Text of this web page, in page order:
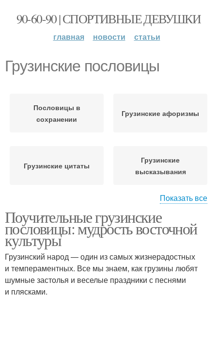
90-60-90 | СПОРТИВНЫЕ ДЕВУШКИ
главная новости статьи
Грузинские пословицы
Пословицы в
сохранении
Грузинские афоризмы
Грузинские цитаты
Грузинские
высказывания
Грузинские тосты
Показать все
Поучительные грузинские
пословицы: мудрость восточной
культуры
Грузинский народ — один из самых жизнерадостных
и темпераментных. Все мы знаем, как грузины любят
шумные застолья и веселые праздники с песнями
и плясками.